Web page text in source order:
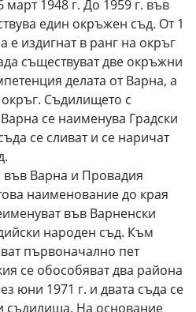
1948 г. До 1959 г. във
един окръжен съд. От 1
е издигнат в ранг на окръг
съществуват две окръжни
делата от Варна, а
Съдилището с
се наименува Градски
се сливат и се наричат
Варна и Провадия
наименование до края
във Варненски
народен съд. Към
първоначално пет
се обособяват два района
юни 1971 г. и двата съда се
съдилища. На основание